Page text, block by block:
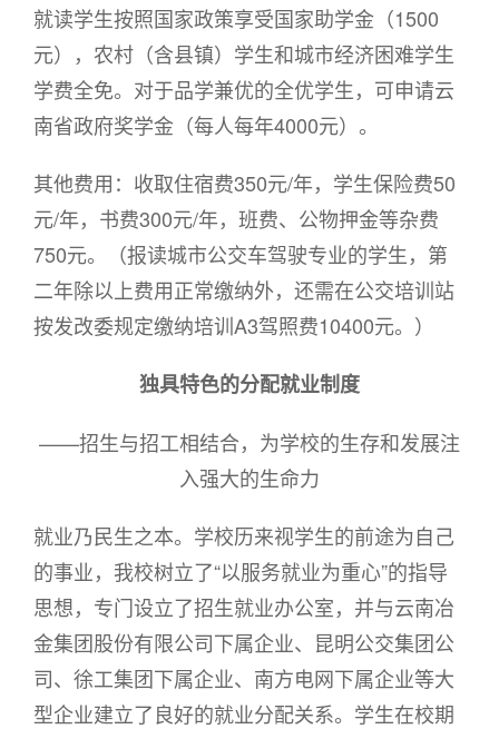
就读学生按照国家政策享受国家助学金（1500
元），农村（含县镇）学生和城市经济困难学生
学费全免。对于品学兼优的全优学生，可申请云
南省政府奖学金（每人每年4000元）。
其他费用：收取住宿费350元/年，学生保险费50
元/年，书费300元/年，班费、公物押金等杂费
750元。（报读城市公交车驾驶专业的学生，第
二年除以上费用正常缴纳外，还需在公交培训站
按发改委规定缴纳培训A3驾照费10400元。）
独具特色的分配就业制度
——招生与招工相结合，为学校的生存和发展注
入强大的生命力
就业乃民生之本。学校历来视学生的前途为自己
的事业，我校树立了“以服务就业为重心”的指导
思想，专门设立了招生就业办公室，并与云南冶
金集团股份有限公司下属企业、昆明公交集团公
司、徐工集团下属企业、南方电网下属企业等大
型企业建立了良好的就业分配关系。学生在校期